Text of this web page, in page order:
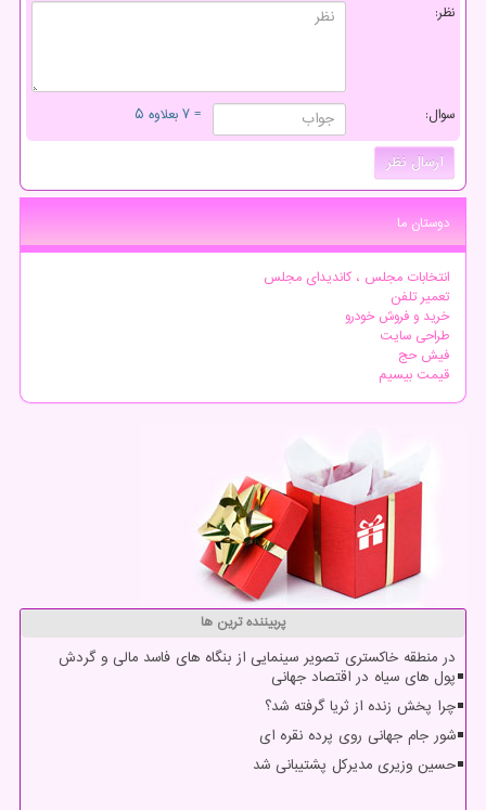
نظر:
سوال: = ۷ بعلاوه ۵
دوستان ما
انتخابات مجلس ، کاندیدای مجلس
تعمیر تلفن
خرید و فروش خودرو
طراحی سایت
فیش حج
قیمت بیسیم
پربیننده ترین ها
در منطقه خاکستری تصویر سینمایی از بنگاه های فاسد مالی و گردش
پول های سیاه در اقتصاد جهانی
چرا پخش زنده از ثریا گرفته شد؟
شور جام جهانی روی پرده نقره ای
حسین وزیری مدیرکل پشتیبانی شد